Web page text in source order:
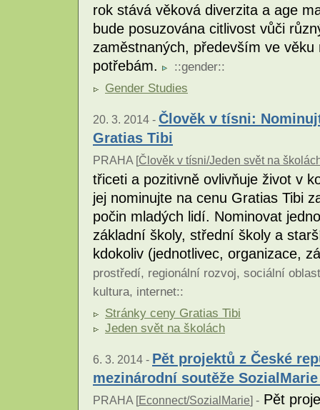
rok stává věková diverzita a age
bude posuzována citlivost vůči
zaměstnaných, především ve
potřebám.
::gender::
Gender Studies
20. 3. 2014 - Člověk v tísni:
Gratias Tibi
PRAHA [Člověk v tísni/Jeden svět na
třiceti a pozitivně ovlivňuje život v
jej nominujte na cenu Gratias Tibi
počin mladých lidí. Nominovat
základní školy, střední školy a
kdokoliv (jednotlivec, organizace,
prostředí, regionální rozvoj, sociální oblast
kultura, internet::
Stránky ceny Gratias Tibi
Jeden svět na školách
6. 3. 2014 - Pět projektů z České
mezinárodní soutěže SozialMarie
PRAHA [Econnect/SozialMarie] - Pět